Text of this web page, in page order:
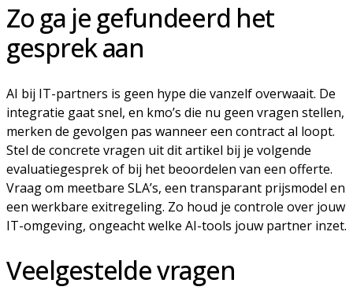
Zo ga je gefundeerd het
gesprek aan
AI bij IT-partners is geen hype die vanzelf overwaait. De
integratie gaat snel, en kmo’s die nu geen vragen stellen,
merken de gevolgen pas wanneer een contract al loopt.
Stel de concrete vragen uit dit artikel bij je volgende
evaluatiegesprek of bij het beoordelen van een offerte.
Vraag om meetbare SLA’s, een transparant prijsmodel en
een werkbare exitregeling. Zo houd je controle over jouw
IT-omgeving, ongeacht welke AI-tools jouw partner inzet.
Veelgestelde vragen